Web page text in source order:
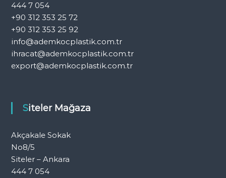
444 7 054
+90 312 353 25 72
+90 312 353 25 92
info@ademkocplastik.com.tr
ihracat@ademkocplastik.com.tr
export@ademkocplastik.com.tr
Siteler Mağaza
Akçakale Sokak
No8/5
Siteler – Ankara
444 7 054